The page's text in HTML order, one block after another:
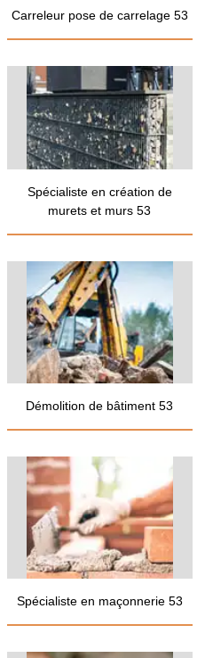
Carreleur pose de carrelage 53
Spécialiste en création de
murets et murs 53
Démolition de bâtiment 53
Spécialiste en maçonnerie 53